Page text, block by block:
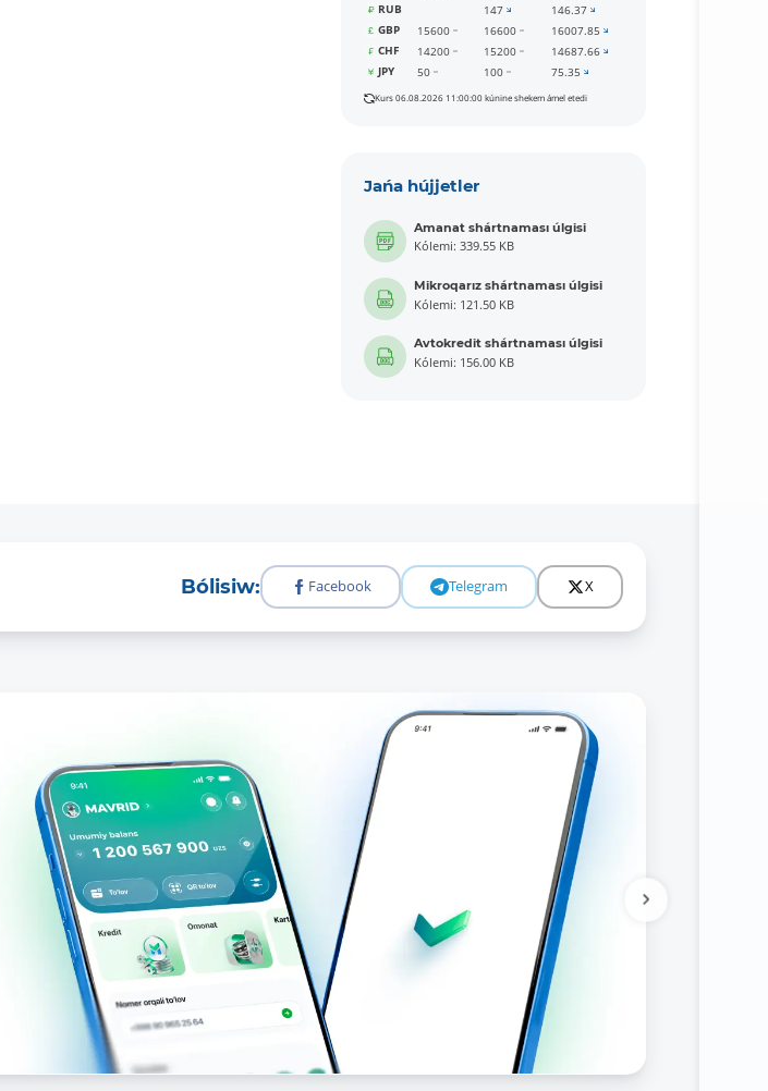
RUB
147
146.37
GBP
15600 16600
16007.85
CHF
14200 15200
14687.66
JPY
50 100 75.35
Kurs 06.08.2026 11:00:00 kúnine shekem ámel etedi
Jańa hújjetler
Amanat shártnaması úlgisi
Kólemi: 339.55 KB
Mikroqarız shártnaması úlgisi
Kólemi: 121.50 KB
Avtokredit shártnaması úlgisi
Kólemi: 156.00 KB
Bólisiw: Facebook Telegram X